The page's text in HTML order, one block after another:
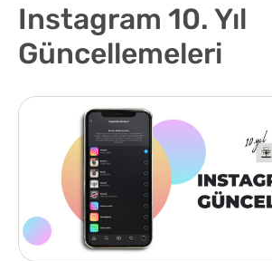
Instagram 10. Yıl
Güncellemeleri